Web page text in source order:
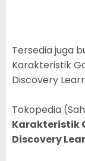
Tersedia juga
Karakteristik
Discovery
Tokopedia
Karakteristik
Discovery